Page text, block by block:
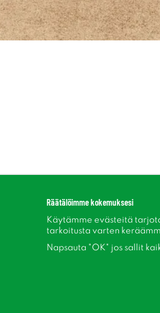
Räätälöimme kokemuksesi
Käytämme evästeitä
tarkoitusta varten
Napsauta "OK" jos sallit